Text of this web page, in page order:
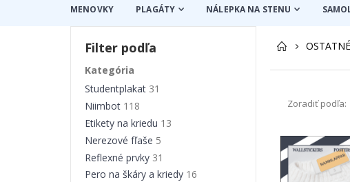
MENOVKY PLAGÁTY NÁLEPKA NA STENU
Zoradiť podľa
Filter podľa
Kategória
Studentplakat 31
Niimbot 118
Etikety na kriedu 13
Nerezové fľaše 5
Reflexné prvky 31
Pero na škáry a kriedy 16